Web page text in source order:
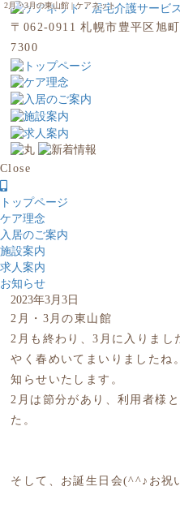
2月・3月の東山館 | ケアネット
〒062-0911 札幌市豊平区旭
7300
Close
トップページ
ケア理念
入居のご案内
施設案内
求人案内
お知らせ
2023年3月3日
2月・3月の東山館
2月も終わり、3月に入りまし
やく春めいてまいりましたね
知らせいたします。
2月は節分があり、利用者様
た。
そして、お誕生日会(^^♪お